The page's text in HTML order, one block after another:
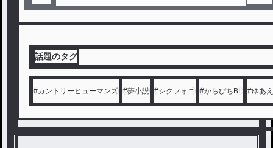
話題のタグ
#カントリーヒューマンズ #夢小説 #シクフォニ #からぴちBL #ゆあ